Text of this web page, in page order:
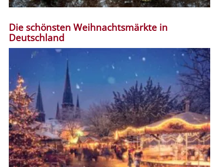
Die schönsten Weihnachtsmärkte in
Deutschland